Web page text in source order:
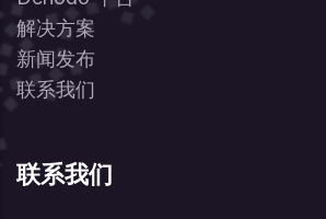
解决方案
新闻发布
联系我们
联系我们